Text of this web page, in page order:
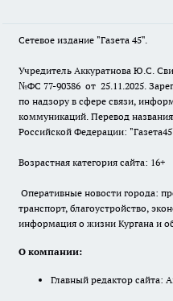
Сетевое издание "Газета 45".
Учредитель Аккуратнова Ю.С.
№ФС 77-90386 от 25.11.2025.
по надзору в сфере связи,
коммуникаций. Перевод
Российской Федерации:
Возрастная категория сайта: 16+
Оперативные новости города:
транспорт, благоустройство,
информация о жизни Кургана и
О компании:
Главный редактор сайта: